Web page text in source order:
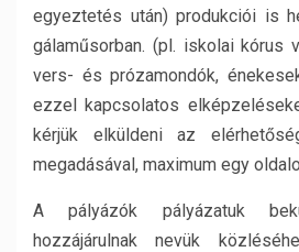
egyeztetés után) produkciói is
gálaműsorban. (pl. iskolai kórus
vers- és prózamondók,
ezzel kapcsolatos
kérjük elküldeni az
megadásával, maximum egy
A pályázók pályázatuk
hozzájárulnak nevük